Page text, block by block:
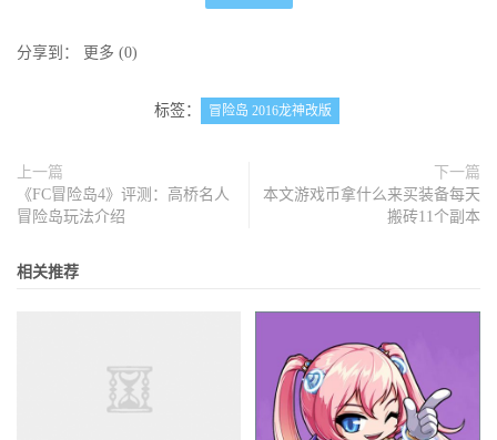
分享到： 更多 (0)
标签： 冒险岛 2016龙神改版
上一篇
《FC冒险岛4》评测：高桥名人
冒险岛玩法介绍
下一篇
本文游戏币拿什么来买装备每天
搬砖11个副本
相关推荐